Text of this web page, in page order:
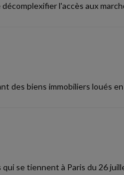
l'accès aux
des biens immobiliers loués
se tiennent à Paris du 26